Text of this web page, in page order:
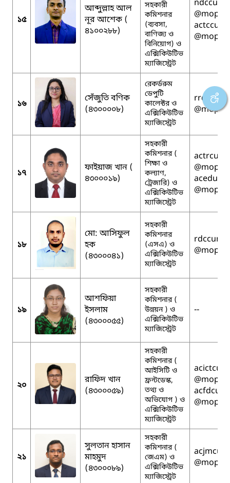
১৫
আব্দুল্লাহ আল
নূর আশেক (
৪১০০২৮৮)
সহকারী
কমিশনার
(ব্যবসা,
বাণিজ্য ও
বিনিয়োগ) ও
এক্সিকিউটিভ
ম্যাজিস্ট্রেট
১৬
সেঁজুতি বণিক
(৪৩০০০০৮)
রেকর্ডরুম
ডেপুটি
কালেক্টর ও
এক্সিকিউটিভ
ম্যাজিস্ট্রেট
১৭
ফাইয়াজ খান (
৪৩০০০১৯)
সহকারী
কমিশনার (
শিক্ষা ও
কল্যাণ,
ট্রেজারি) ও
এক্সিকিউটিভ
ম্যাজিস্ট্রেট
১৮
মো: আসিফুল
হক
(৪৩০০০৪১)
সহকারী
কমিশনার
(এসএ) ও
এক্সিকিউটিভ
ম্যাজিস্ট্রেট
১৯
আশফিয়া
ইসলাম
(৪৩০০০৫৫)
সহকারী
কমিশনার (
উন্নয়ন ) ও
এক্সিকিউটিভ
ম্যাজিস্ট্রেট
--
২০
রাফিদ খান
(৪৩০০০৫৯)
সহকারী
কমিশনার (
আইসিটি ও
ফ্রন্টডেস্ক,
তথ্য ও
অভিযোগ ) ও
এক্সিকিউটিভ
ম্যাজিস্ট্রেট
২১
সুলতান হাসান
মাহমুদ
(৪৩০০০৮৯)
সহকারী
কমিশনার (
জেএম) ও
এক্সিকিউটিভ
ম্যাজিস্ট্রেট